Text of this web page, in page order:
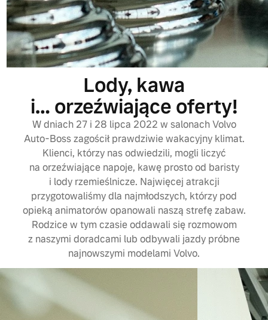
Lody, kawa
i… orzeźwiające oferty!
W dniach 27 i 28 lipca 2022 w salonach Volvo
Auto-Boss zagościł prawdziwie wakacyjny klimat.
Klienci, którzy nas odwiedzili, mogli liczyć
na orzeźwiające napoje, kawę prosto od baristy
i lody rzemieślnicze. Najwięcej atrakcji
przygotowaliśmy dla najmłodszych, którzy pod
opieką animatorów opanowali naszą strefę zabaw.
Rodzice w tym czasie oddawali się rozmowom
z naszymi doradcami lub odbywali jazdy próbne
najnowszymi modelami Volvo.